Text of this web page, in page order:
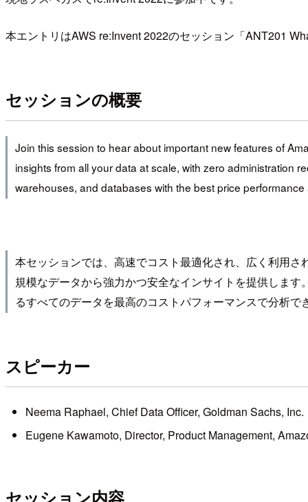
本エントリはAWS re:Invent 2022のセッション「ANT201
セッションの概要
Join this session to hear about important new features of
insights from all your data at scale, with zero administration
warehouses, and databases with the best price
本セッションでは、高速でコスト最適化され、広く利用
規模なデータから強力かつ安全なインサイトを提供しま
るすべてのデータを最高のコストパフォーマンスで分析
スピーカー
Neema Raphael, Chief Data Officer, Goldman Sachs, Inc.
Eugene Kawamoto, Director, Product Management,
セッション内容